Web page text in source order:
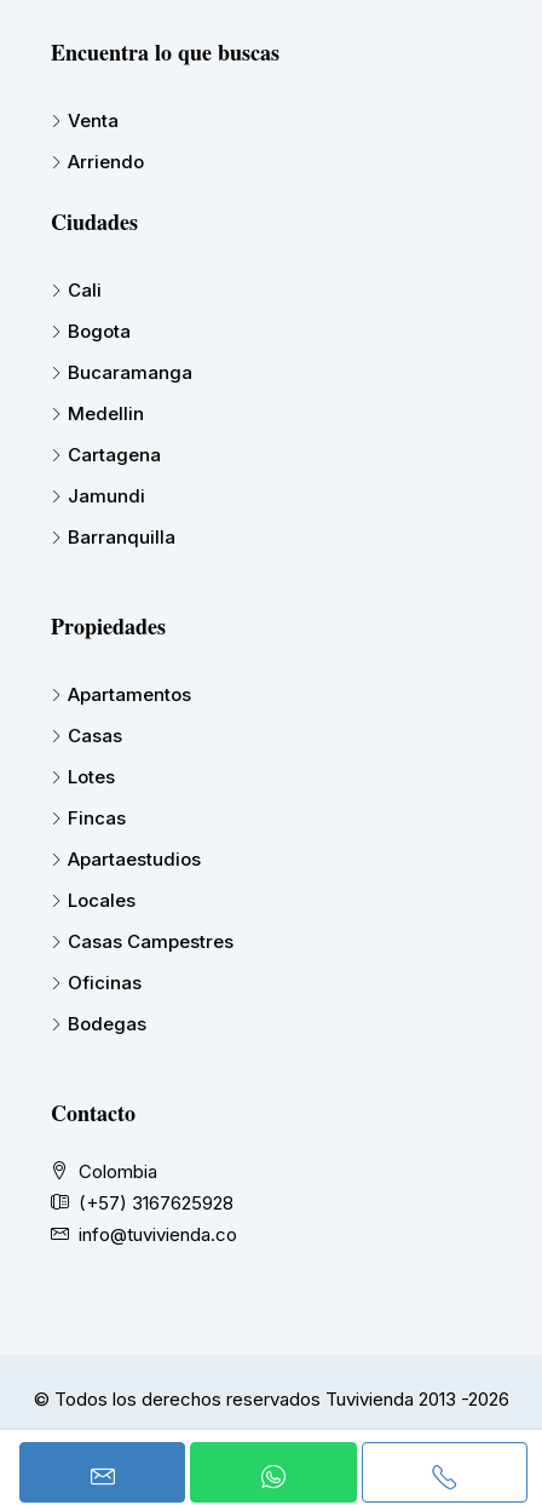
Encuentra lo que buscas
Venta
Arriendo
Ciudades
Cali
Bogota
Bucaramanga
Medellin
Cartagena
Jamundi
Barranquilla
Propiedades
Apartamentos
Casas
Lotes
Fincas
Apartaestudios
Locales
Casas Campestres
Oficinas
Bodegas
Contacto
Colombia
(+57) 3167625928
info@tuvivienda.co
© Todos los derechos reservados Tuvivienda 2013 -2026